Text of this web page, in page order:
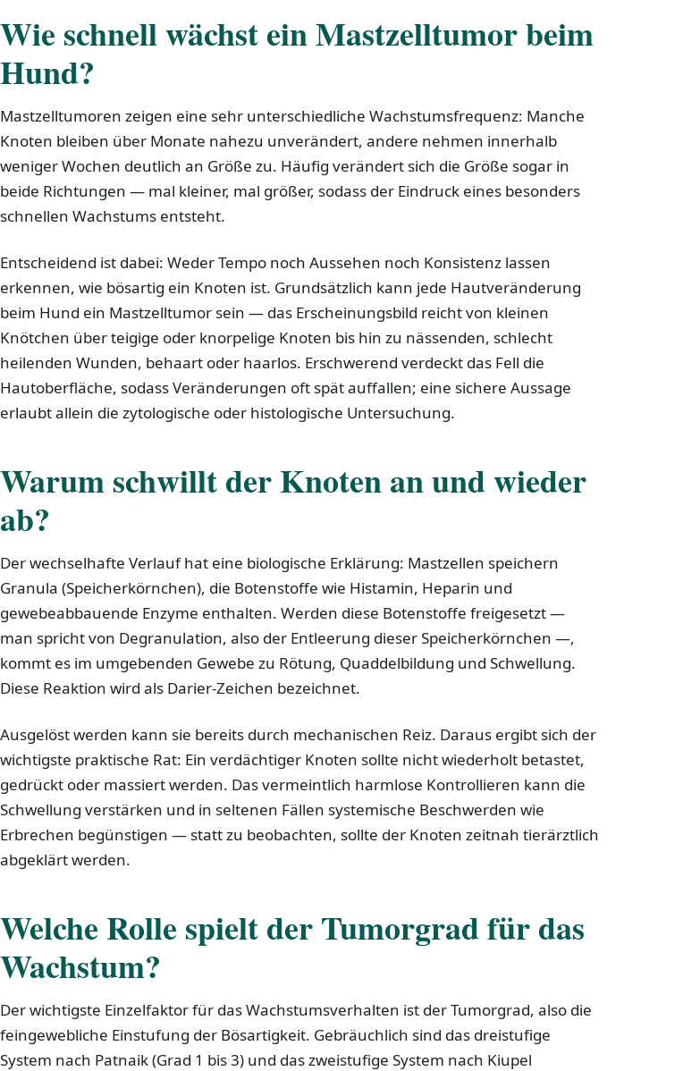
Wie schnell wächst ein Mastzelltumor beim
Hund?
Mastzelltumoren zeigen eine sehr unterschiedliche Wachstumsfrequenz: Manche
Knoten bleiben über Monate nahezu unverändert, andere nehmen innerhalb
weniger Wochen deutlich an Größe zu. Häufig verändert sich die Größe sogar in
beide Richtungen — mal kleiner, mal größer, sodass der Eindruck eines besonders
schnellen Wachstums entsteht.
Entscheidend ist dabei: Weder Tempo noch Aussehen noch Konsistenz lassen
erkennen, wie bösartig ein Knoten ist. Grundsätzlich kann jede Hautveränderung
beim Hund ein Mastzelltumor sein — das Erscheinungsbild reicht von kleinen
Knötchen über teigige oder knorpelige Knoten bis hin zu nässenden, schlecht
heilenden Wunden, behaart oder haarlos. Erschwerend verdeckt das Fell die
Hautoberfläche, sodass Veränderungen oft spät auffallen; eine sichere Aussage
erlaubt allein die zytologische oder histologische Untersuchung.
Warum schwillt der Knoten an und wieder
ab?
Der wechselhafte Verlauf hat eine biologische Erklärung: Mastzellen speichern
Granula (Speicherkörnchen), die Botenstoffe wie Histamin, Heparin und
gewebeabbauende Enzyme enthalten. Werden diese Botenstoffe freigesetzt —
man spricht von Degranulation, also der Entleerung dieser Speicherkörnchen —,
kommt es im umgebenden Gewebe zu Rötung, Quaddelbildung und Schwellung.
Diese Reaktion wird als Darier-Zeichen bezeichnet.
Ausgelöst werden kann sie bereits durch mechanischen Reiz. Daraus ergibt sich der
wichtigste praktische Rat: Ein verdächtiger Knoten sollte nicht wiederholt betastet,
gedrückt oder massiert werden. Das vermeintlich harmlose Kontrollieren kann die
Schwellung verstärken und in seltenen Fällen systemische Beschwerden wie
Erbrechen begünstigen — statt zu beobachten, sollte der Knoten zeitnah tierärztlich
abgeklärt werden.
Welche Rolle spielt der Tumorgrad für das
Wachstum?
Der wichtigste Einzelfaktor für das Wachstumsverhalten ist der Tumorgrad, also die
feingewebliche Einstufung der Bösartigkeit. Gebräuchlich sind das dreistufige
System nach Patnaik (Grad 1 bis 3) und das zweistufige System nach Kiupel